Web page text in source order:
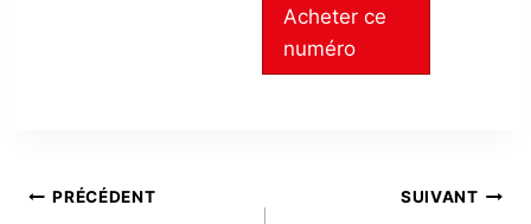
Acheter ce
numéro
NAVIGATION
PRÉCÉDENT SUIVANT